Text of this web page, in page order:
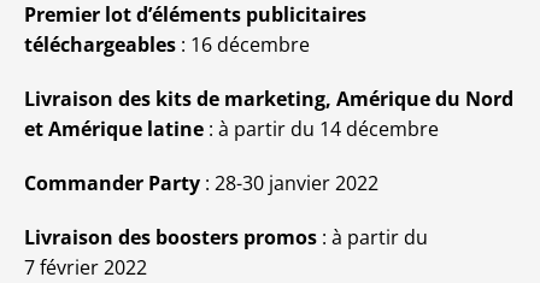
Premier lot d’éléments publicitaires
téléchargeables : 16 décembre
Livraison des kits de marketing, Amérique du Nord
et Amérique latine : à partir du 14 décembre
Commander Party : 28-30 janvier 2022
Livraison des boosters promos : à partir du
7 février 2022